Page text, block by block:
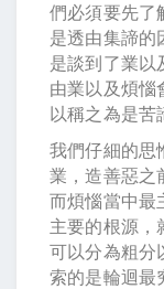
們必須要先了
是透由集諦的
是談到了業以
由業以及煩惱
以稱之為是苦
我們仔細的思
業，造善惡之
而煩惱當中最
主要的根源，
可以分為粗分
索的是輪迴最